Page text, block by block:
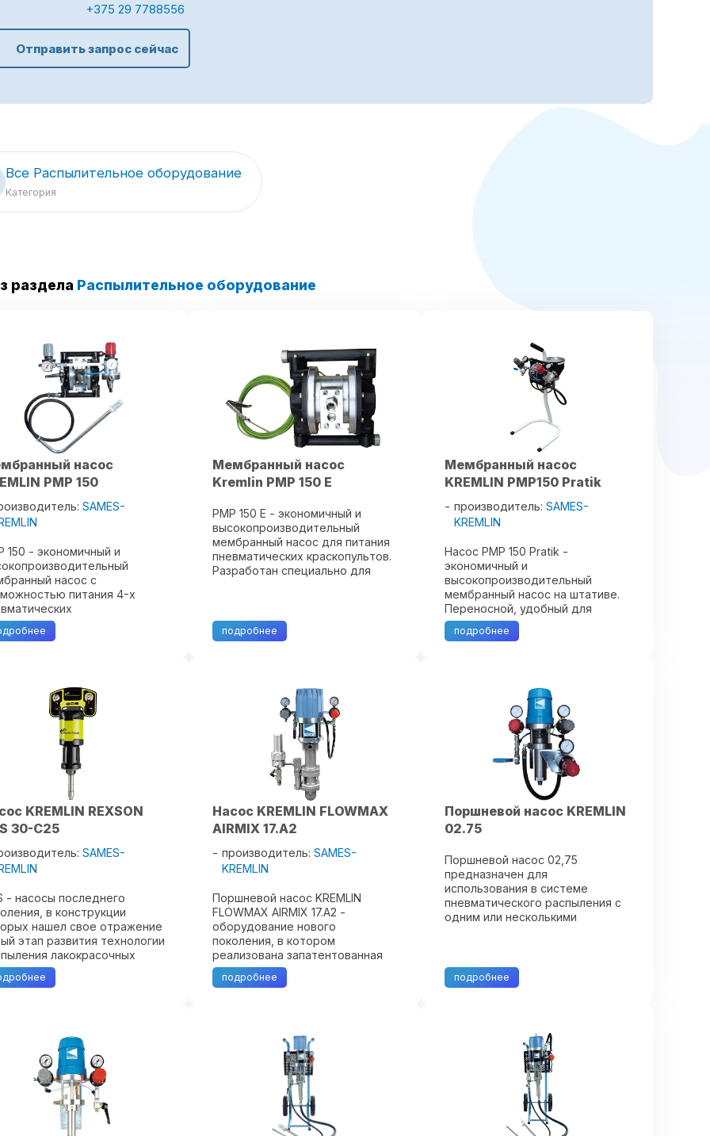
+375 29 7788556
Отправить запрос сейчас
Все Распылительное оборудование
Категория
раздела Распылительное оборудование
насос
PMP 150
SAMES-
150 - экономичный и
насос с
питания 4-х
насос Kremlin PMP
...
Мембранный насос
Kremlin PMP 150 E
PMP 150 E - экономичный и
высокопроизводительный
мембранный насос для питания
пневматических краскопультов.
Разработан специально для
фарфоровые эмали.
Мембранный насос Kremlin ...
подробнее
Мембранный насос
KREMLIN PMP150 Pratik
производитель:SAMES-
KREMLIN
Насос PMP 150 Pratik -
экономичный и
высокопроизводительный
мембранный насос на штативе.
Переносной, удобный для
перемещения. Может быть
использован для питания 4-х
подробнее
KREMLIN REXSON
30-C25
SAMES-
- насосы последнего
в конструкции
нашел свое отражение
этап развития технологии
лакокрасочных
AIRMIX ® от
Kremlin Rexson .
Насос KREMLIN FLOWMAX
AIRMIX 17.A2
производитель:SAMES-
KREMLIN
Поршневой насос KREMLIN
FLOWMAX AIRMIX 17.A2 -
оборудование нового
поколения, в котором
реализована запатентованная
разработка компании KREMLIN
REXSON - технология Flowmax
подробнее
Поршневой насос KREMLIN
02.75
Поршневой насос 02,75
предназначен для
использования в системе
пневматического распыления с
одним или несколькими
вязкости. Данный насос также
может быть использован в
подробнее